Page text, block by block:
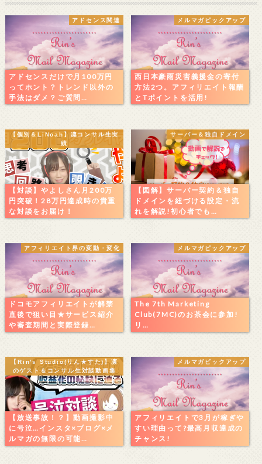
アドセンス関連
アドセンスだけで月100万円
ってホント？トレンド以外の
手法はダメ？ご質問…
メルマガピックアップ
西日本豪雨災害義援金の寄付
方法2つ。アフィリエイト報酬
とTポイントを活用!
【個別＆LiNoah】凛コンサル生実
績
【対談】やよしさん月200万
円突破！28万円達成時の貴重
な対談をお届け！
サーバー＆独自ドメイン
【図解】サーバー契約＆独自
ドメインを紐づける設定・流
れを解説!初心者でも…
アフィリエイト界の変動・変化
ドコモアフィリエイトが解禁
直後で狙い目★サービス紹介
や審査期間と実際登録…
メルマガピックアップ
The 7th Marketing
Club(7MC)のお茶会に参加!
リ…
【Rin's Studio(りん★すた)】凛
のゲスト＆コンサル生対談動画集
【放送事故！？】動画撮影中
に号泣…インスタ×ブログ×メ
ルマガの無限の可能…
メルマガピックアップ
アフィリエイトで3月が稼ぎや
すい理由って?最高月収達成の
チャンス!